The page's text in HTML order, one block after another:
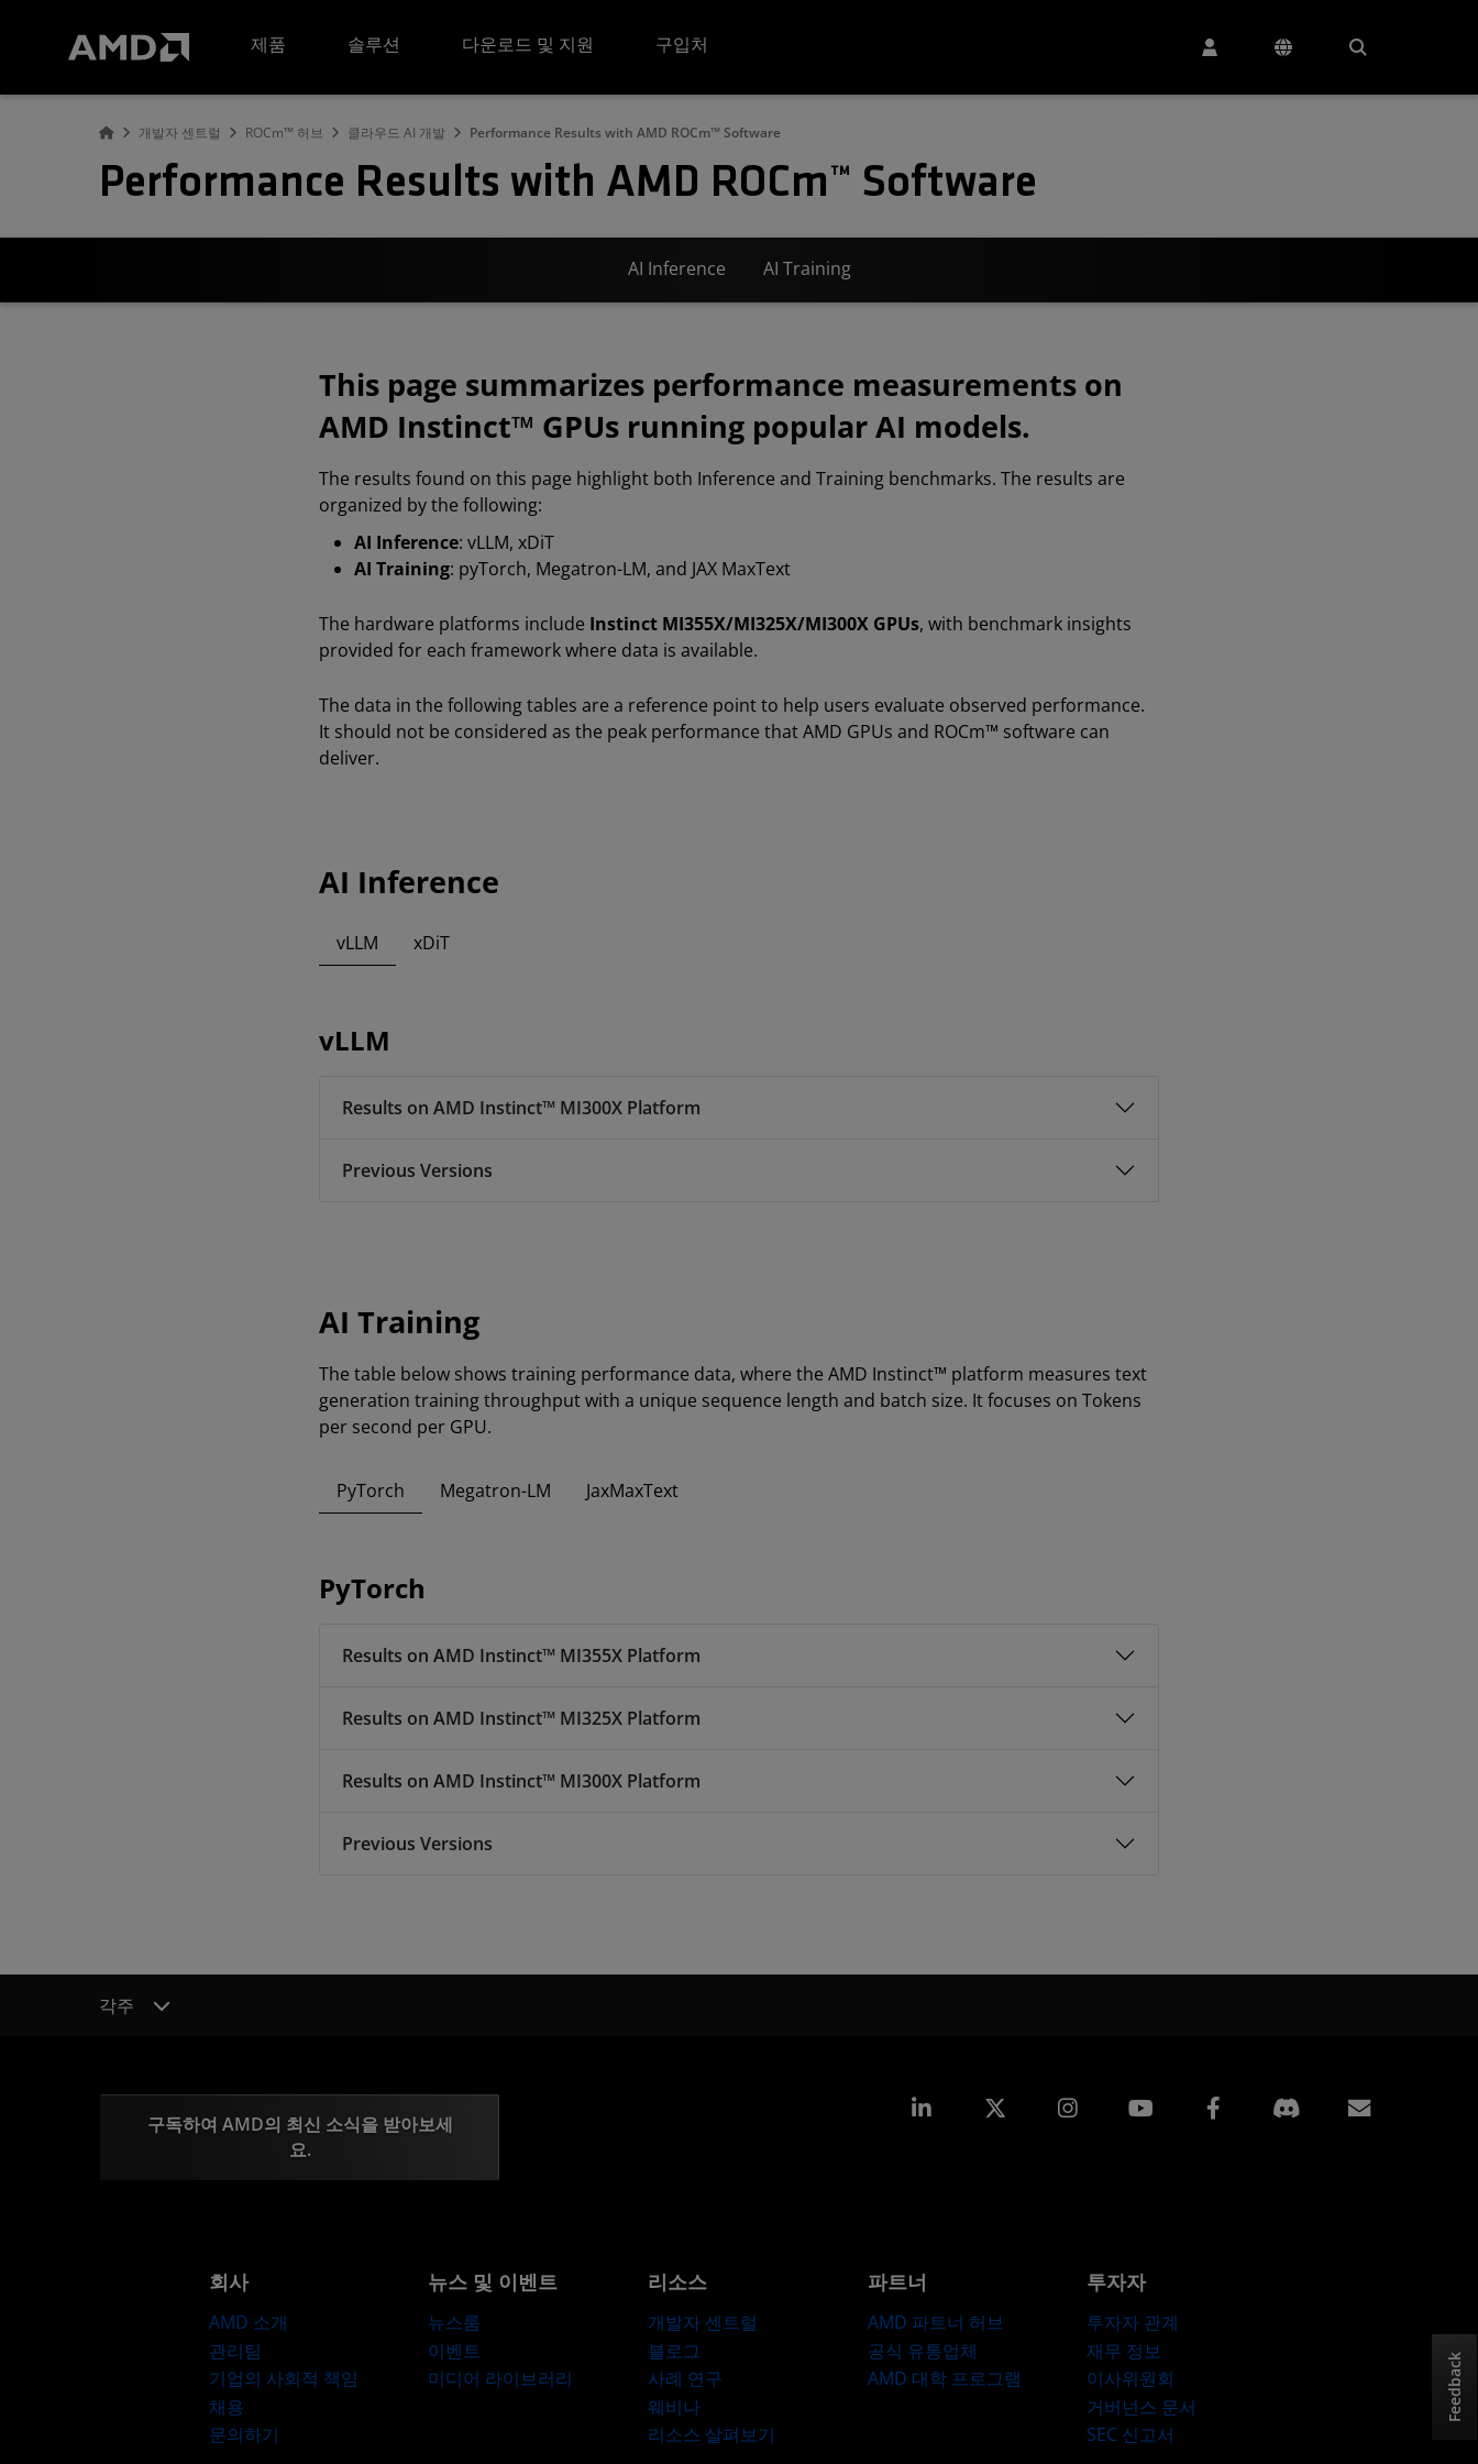
제품
솔루션 다운로드 및 지원 구입처
개발자 센트럴 ROCm™ 허브 클라우드 AI 개발 Performance Results with AMD ROCm™ Software
Performance Results with AMD ROCm™ Software
AI Inference AI Training
This page summarizes performance measurements on
AMD Instinct™ GPUs running popular AI models.
The results found on this page highlight both Inference and Training benchmarks. The results are
organized by the following:
AI Inference: vLLM, xDiT
AI Training: pyTorch, Megatron-LM, and JAX MaxText
The hardware platforms include Instinct MI355X/MI325X/MI300X GPUs, with benchmark insights
provided for each framework where data is available.
The data in the following tables are a reference point to help users evaluate observed performance.
It should not be considered as the peak performance that AMD GPUs and ROCm™ software can
deliver.
AI Inference
vLLM xDiT
vLLM
Results on AMD Instinct™ MI300X Platform
Previous Versions
AI Training
The table below shows training performance data, where the AMD Instinct™ platform measures text
generation training throughput with a unique sequence length and batch size. It focuses on Tokens
per second per GPU.
PyTorch Megatron-LM JaxMaxText
PyTorch
Results on AMD Instinct™ MI355X Platform
Results on AMD Instinct™ MI325X Platform
Results on AMD Instinct™ MI300X Platform
Previous Versions
각주
구독하여 AMD의 최신 소식을 받아보세
요.
Linkedin Instagram Facebook
회사
AMD 소개
관리팀
기업의 사회적 책임
채용
문의하기
뉴스 및 이벤트
뉴스룸
이벤트
미디어 라이브러리
리소스
개발자 센트럴
블로그
사례 연구
웨비나
리소스 살펴보기
파트너
AMD 파트너 허브
공식 유통업체
AMD 대학 프로그램
투자자
투자자 관계
재무 정보
이사위원회
거버넌스 문서
SEC 신고서
Feedback